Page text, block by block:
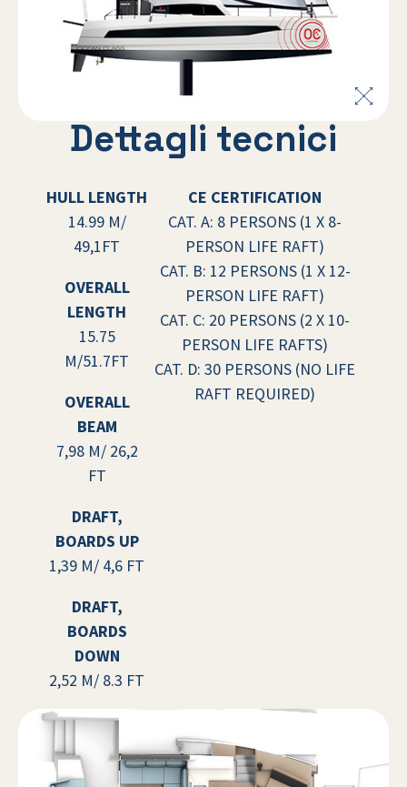
Dettagli tecnici
HULL LENGTH
14.99 M/
49,1FT
OVERALL
LENGTH
15.75
M/51.7FT
OVERALL
BEAM
7,98 M/ 26,2
FT
DRAFT,
BOARDS UP
1,39 M/ 4,6 FT
DRAFT,
BOARDS
DOWN
2,52 M/ 8.3 FT
CE CERTIFICATION
CAT. A: 8 PERSONS (1 X 8-
PERSON LIFE RAFT)
CAT. B: 12 PERSONS (1 X 12-
PERSON LIFE RAFT)
CAT. C: 20 PERSONS (2 X 10-
PERSON LIFE RAFTS)
CAT. D: 30 PERSONS (NO LIFE
RAFT REQUIRED)
Darsena San Marco – 34073 Grado (GO)
Marina d’Arechi – 84131 Salerno (SA)
+39 0432 83504